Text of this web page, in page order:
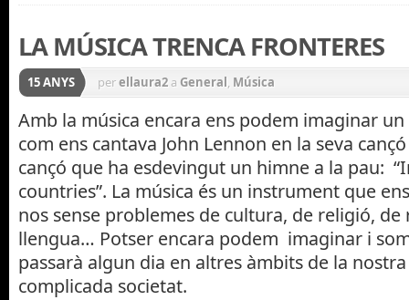
LA MÚSICA TRENCA FRONTERES
15 ANYS perellaura2 a General, Música
Amb la música encara ens podem imaginar
com ens cantava John Lennon en la seva
cançó que ha esdevingut un himne a la pau:
countries”. La música és un instrument que
nos sense problemes de cultura, de religió, de
llengua… Potser encara podem imaginar i
passarà algun dia en altres àmbits de la
complicada societat.